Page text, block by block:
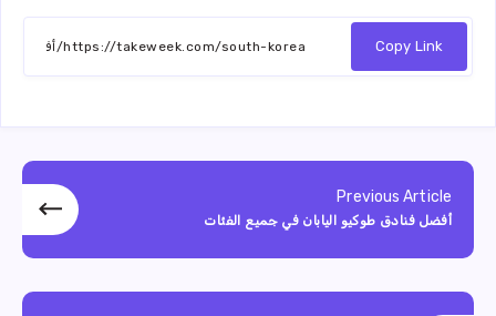
Facebook
Twitter
Email
Whatsapp
Copy Link
Previous Article
أفضل فنادق طوكيو اليابان في جميع الفئات